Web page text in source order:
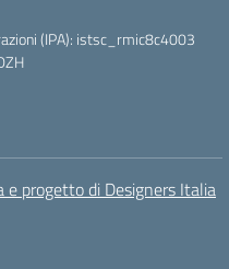
(IPA): istsc_rmic8c4003
e progetto di Designers Italia